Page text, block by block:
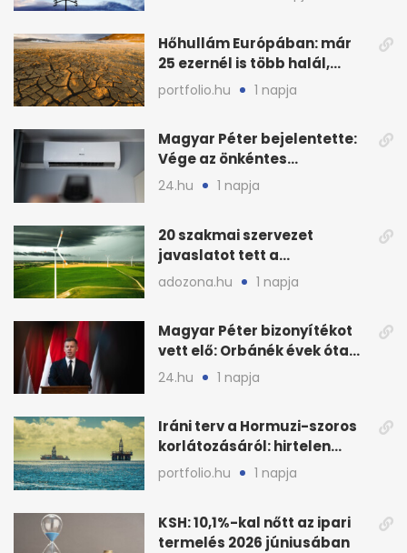
Hőhullám Európában: már
25 ezernél is több halál,
folytatódhat
portfolio.hu 1 napja
Magyar Péter bejelentette:
Vége az önkéntes
fogyasztáscsökkentésnek
24.hu 1 napja
20 szakmai szervezet
javaslatot tett a
fenntartható szélenergia-
adozona.hu 1 napja
Magyar Péter bizonyítékot
vett elő: Orbánék évek óta
tudtak az energiarendszer
összeomlásáról
24.hu 1 napja
Iráni terv a Hormuzi-szoros
korlátozásáról: hirtelen
megugrott az olajár
portfolio.hu 1 napja
KSH: 10,1%-kal nőtt az ipari
termelés 2026 júniusában